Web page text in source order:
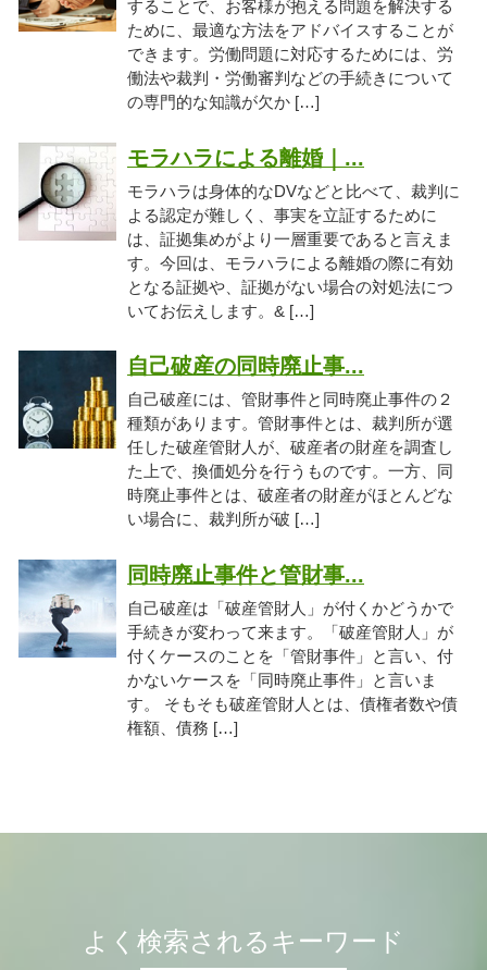
することで、お客様が抱える問題を解決する
ために、最適な方法をアドバイスすることが
できます。労働問題に対応するためには、労
働法や裁判・労働審判などの手続きについて
の専門的な知識が欠か […]
モラハラによる離婚｜...
モラハラは身体的なDVなどと比べて、裁判に
よる認定が難しく、事実を立証するために
は、証拠集めがより一層重要であると言えま
す。今回は、モラハラによる離婚の際に有効
となる証拠や、証拠がない場合の対処法につ
いてお伝えします。& […]
自己破産の同時廃止事...
自己破産には、管財事件と同時廃止事件の２
種類があります。管財事件とは、裁判所が選
任した破産管財人が、破産者の財産を調査し
た上で、換価処分を行うものです。一方、同
時廃止事件とは、破産者の財産がほとんどな
い場合に、裁判所が破 […]
同時廃止事件と管財事...
自己破産は「破産管財人」が付くかどうかで
手続きが変わって来ます。「破産管財人」が
付くケースのことを「管財事件」と言い、付
かないケースを「同時廃止事件」と言いま
す。 そもそも破産管財人とは、債権者数や債
権額、債務 […]
よく検索されるキーワード